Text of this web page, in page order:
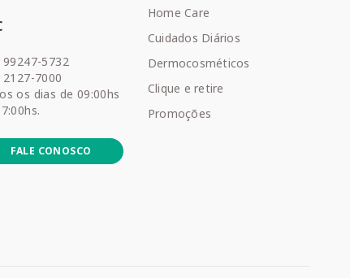
99247-5732
2127-7000
os dias de 09:00hs
FALE CONOSCO
Home Care
Cuidados Diários
Dermocosméticos
Clique e retire
Promoções